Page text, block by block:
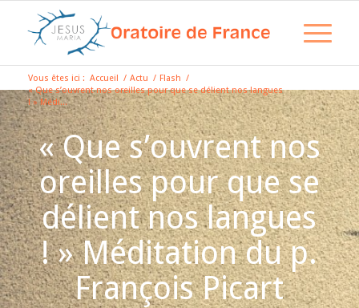
Vous êtes ici : Accueil / Actu / Flash /
« Que s’ouvrent nos oreilles pour que se délient nos langues
! » Médi...
« Que s’ouvrent nos
oreilles pour que se
délient nos langues
! » Méditation du p.
François Picart